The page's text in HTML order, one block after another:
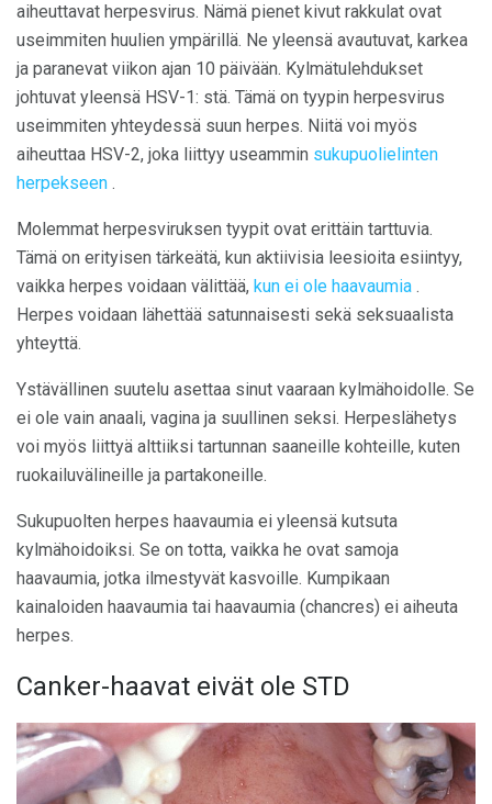
aiheuttavat herpesvirus. Nämä pienet kivut rakkulat ovat
useimmiten huulien ympärillä. Ne yleensä avautuvat, karkea
ja paranevat viikon ajan 10 päivään. Kylmätulehdukset
johtuvat yleensä HSV-1: stä. Tämä on tyypin herpesvirus
useimmiten yhteydessä suun herpes. Niitä voi myös
aiheuttaa HSV-2, joka liittyy useammin sukupuolielinten
herpekseen .
Molemmat herpesviruksen tyypit ovat erittäin tarttuvia.
Tämä on erityisen tärkeätä, kun aktiivisia leesioita esiintyy,
vaikka herpes voidaan välittää, kun ei ole haavaumia .
Herpes voidaan lähettää satunnaisesti sekä seksuaalista
yhteyttä.
Ystävällinen suutelu asettaa sinut vaaraan kylmähoidolle. Se
ei ole vain anaali, vagina ja suullinen seksi. Herpeslähetys
voi myös liittyä alttiiksi tartunnan saaneille kohteille, kuten
ruokailuvälineille ja partakoneille.
Sukupuolten herpes haavaumia ei yleensä kutsuta
kylmähoidoiksi. Se on totta, vaikka he ovat samoja
haavaumia, jotka ilmestyvät kasvoille. Kumpikaan
kainaloiden haavaumia tai haavaumia (chancres) ei aiheuta
herpes.
Canker-haavat eivät ole STD